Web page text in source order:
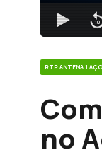
RTP ANTENA 1
no